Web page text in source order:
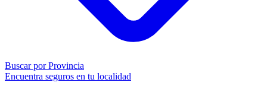
Buscar por Provincia
Encuentra seguros en tu localidad